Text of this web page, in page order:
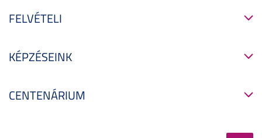
FELVÉTELI
KÉPZÉSEINK
CENTENÁRIUM